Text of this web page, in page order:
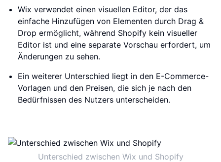
Wix verwendet einen visuellen Editor, der das
einfache Hinzufügen von Elementen durch Drag &
Drop ermöglicht, während Shopify kein visueller
Editor ist und eine separate Vorschau erfordert, um
Änderungen zu sehen.
Ein weiterer Unterschied liegt in den E-Commerce-
Vorlagen und den Preisen, die sich je nach den
Bedürfnissen des Nutzers unterscheiden.
Unterschied zwischen Wix und Shopify